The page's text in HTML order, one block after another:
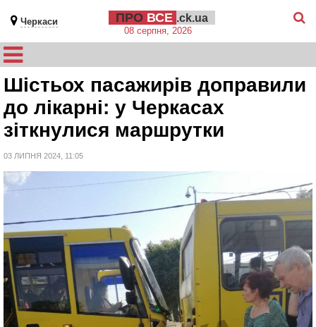
Черкаси ПРО ВСЕ .ck.ua
08 серпня, 2026
Шістьох пасажирів доправили
до лікарні: у Черкасах
зіткнулися маршрутки
03 ЛИПНЯ 2024, 11:05